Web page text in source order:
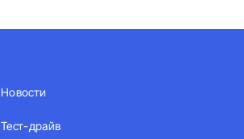
Новости
Тест-драйв